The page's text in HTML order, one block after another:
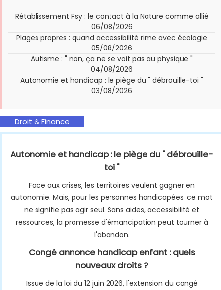
Rétablissement Psy : le contact à la Nature comme allié
06/08/2026
Plages propres : quand accessibilité rime avec écologie
05/08/2026
Autisme : " non, ça ne se voit pas au physique "
04/08/2026
Autonomie et handicap : le piège du " débrouille-toi "
03/08/2026
Droit & Finance
Autonomie et handicap : le piège du " débrouille-
toi "
Face aux crises, les territoires veulent gagner en
autonomie. Mais, pour les personnes handicapées, ce mot
ne signifie pas agir seul. Sans aides, accessibilité et
ressources, la promesse d'émancipation peut tourner à
l'abandon.
Congé annonce handicap enfant : quels
nouveaux droits ?
Issue de la loi du 12 juin 2026, l'extension du congé